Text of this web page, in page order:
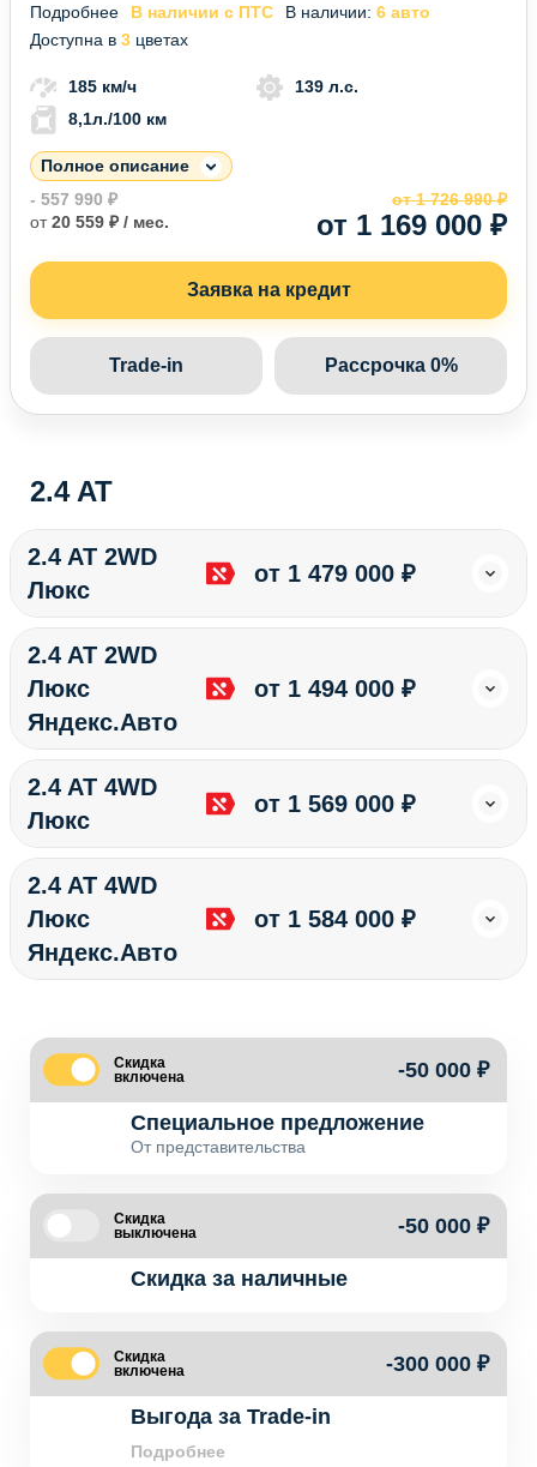
Подробнее В наличии с ПТС В наличии: 6 авто
Доступна в 3 цветах
185 км/ч
139 л.с.
8,1л./100 км
Полное описание
- 557 990 ₽
от20 559 ₽ / мес. от 1 169 000 ₽
от 1 726 990 ₽
Заявка на кредит
Trade-in Рассрочка 0%
2.4 AT
2.4 AT 2WD
Люкс
от 1 479 000 ₽
2.4 AT 2WD
Люкс
Яндекс.Авто
от 1 494 000 ₽
2.4 AT 4WD
Люкс
от 1 569 000 ₽
2.4 AT 4WD
Люкс
Яндекс.Авто
от 1 584 000 ₽
Скидка
включена
-50 000 ₽
Специальное предложение
От представительства
Скидка
выключена
-50 000 ₽
Скидка за наличные
Скидка
включена
-300 000 ₽
Выгода за Trade-in
Подробнее